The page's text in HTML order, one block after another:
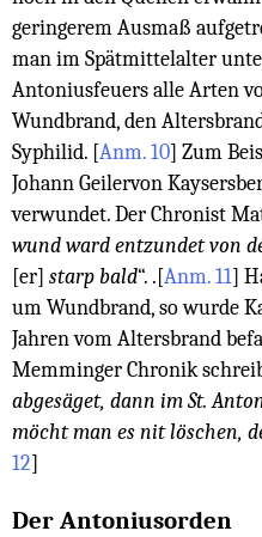
geringerem Ausmaß
man im Spätmittelalter
Antoniusfeuers alle Arten
Wundbrand, den
Syphilid. [Anm. 10] Zum
Johann Geilervon
verwundet. Der Chronist
wund ward entzundet von
[er] starp bald“. .[Anm. 11]
um Wundbrand, so wurde
Jahren vom Altersbrand
Memminger Chronik
abgesäget, dann im St.
möcht man es nit löschen,
12]
Der Antoniusorden